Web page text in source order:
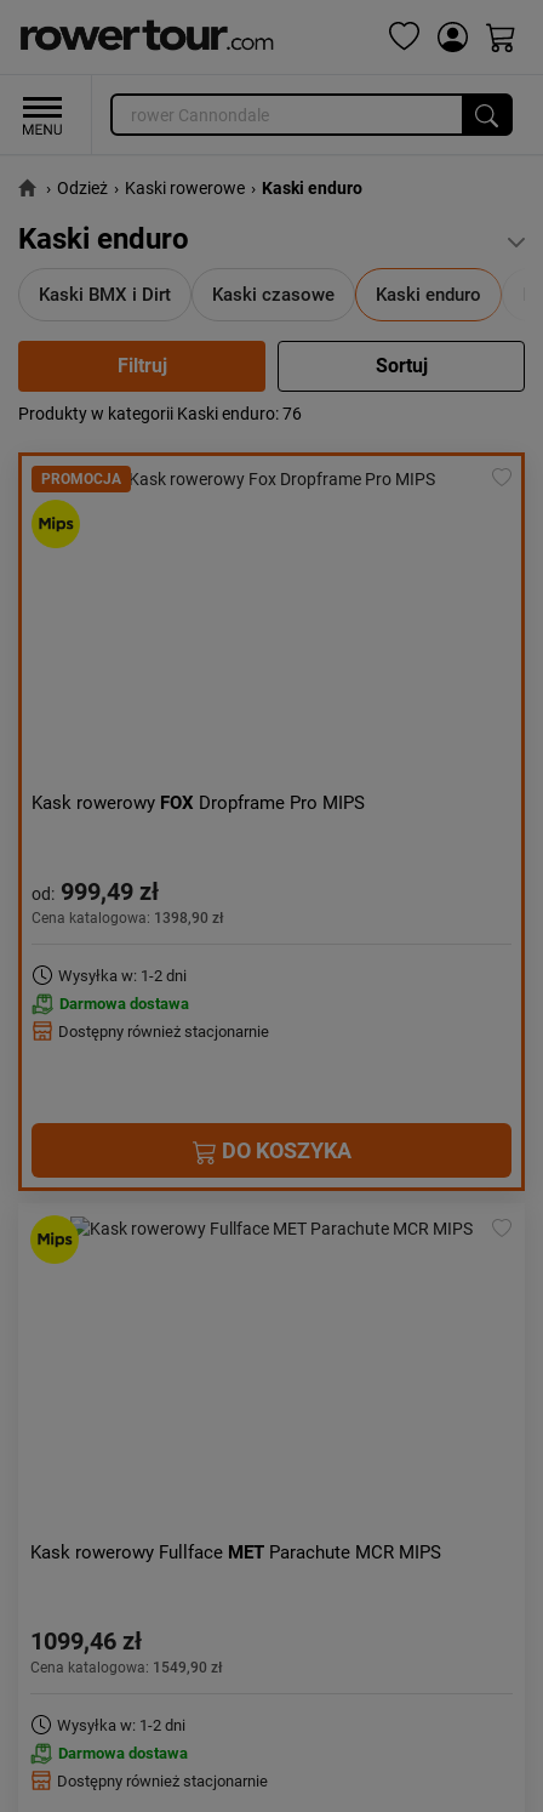
› Odzież › Kaski rowerowe › Kaski enduro
Kaski enduro
Kaski BMX i Dirt Kaski czasowe Kaski enduro
Popularność:
Cena:
od najniższej
od najwyższej
Kolejność:
Aktualności:
Produkty w kategorii Kaski enduro: 76
PROMOCJA
Kask rowerowy FOX Dropframe Pro MIPS
od: 999,49 zł
Cena katalogowa: 1398,90 zł
Wysyłka w: 1-2 dni
Darmowa dostawa
Dostępny również stacjonarnie
DO KOSZYKA
Kask rowerowy Fullface MET Parachute MCR MIPS
1099,46 zł
Cena katalogowa: 1549,90 zł
Wysyłka w: 1-2 dni
Darmowa dostawa
Dostępny również stacjonarnie